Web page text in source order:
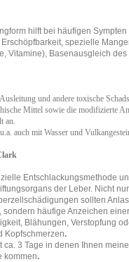
hilft bei häufigen Sympten
spezielle
Vitamine), Basenausgleich des
und andere toxische
Mittel sowie die modifizierte
an.
auch mit Wasser und
Entschlackungsmethode
der Leber. Nicht
sollten
sondern häufige Anzeichen
Blähungen, Verstopfung
Kopfschmerzen.
ca. 3 Tage in denen Ihnen
kommen.